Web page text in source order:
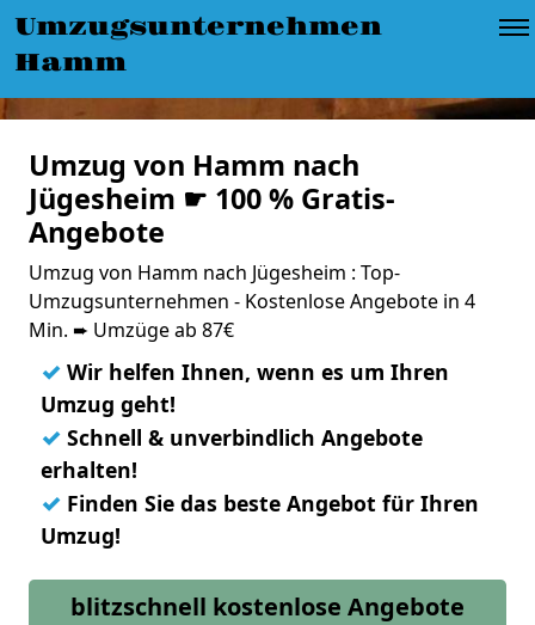
Umzugsunternehmen
Hamm
Umzug von Hamm nach
Jügesheim ☛ 100 % Gratis-
Angebote
Umzug von Hamm nach Jügesheim : Top-
Umzugsunternehmen - Kostenlose Angebote in 4
Min. ➨ Umzüge ab 87€
✓ Wir helfen Ihnen, wenn es um Ihren
Umzug geht!
✓ Schnell & unverbindlich Angebote
erhalten!
✓ Finden Sie das beste Angebot für Ihren
Umzug!
blitzschnell kostenlose Angebote